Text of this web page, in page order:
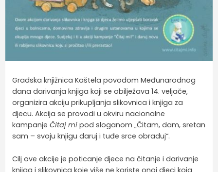
Gradska knjižnica Kaštela povodom Međunarodnog
dana darivanja knjiga koji se obilježava 14. veljače,
organizira akciju prikupljanja slikovnica i knjiga za
djecu. Akcija se provodi u okviru nacionalne
kampanjeČitaj mi pod sloganom „Čitam, dam, sretan
sam – svoju knjigu daruj i tuđe srce obraduj“.
Cilj ove akcije je poticanje djece na čitanje i darivanje